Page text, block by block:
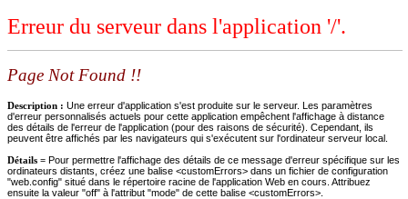
Erreur du serveur dans l'application '/'.
Page Not Found !!
Description : Une erreur d'application s'est produite sur le serveur. Les paramètres
d'erreur personnalisés actuels pour cette application empêchent l'affichage à distance
des détails de l'erreur de l'application (pour des raisons de sécurité). Cependant, ils
peuvent être affichés par les navigateurs qui s'exécutent sur l'ordinateur serveur local.
Détails = Pour permettre l'affichage des détails de ce message d'erreur spécifique sur les
ordinateurs distants, créez une balise <customErrors> dans un fichier de configuration
"web.config" situé dans le répertoire racine de l'application Web en cours. Attribuez
ensuite la valeur "off" à l'attribut "mode" de cette balise <customErrors>.